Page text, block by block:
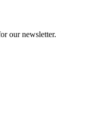
our newsletter.